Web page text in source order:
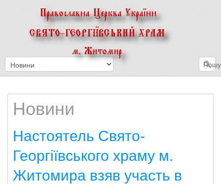
Новини
Настоятель Свято-
Георгіївського храму м.
Житомира взяв участь в